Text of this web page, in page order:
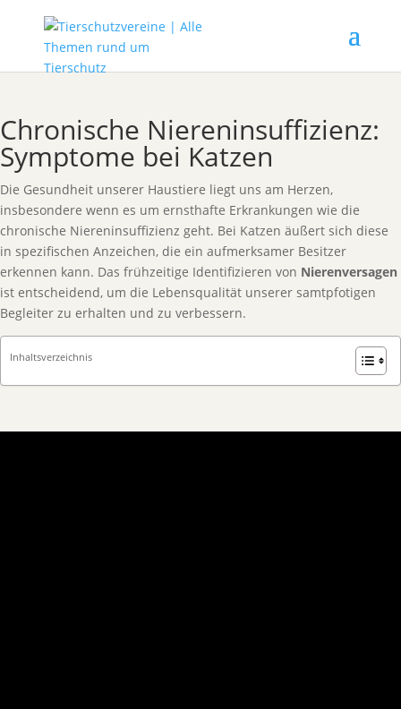
Chronische Niereninsuffizienz:
Symptome bei Katzen
Die Gesundheit unserer Haustiere liegt uns am Herzen,
insbesondere wenn es um ernsthafte Erkrankungen wie die
chronische Niereninsuffizienz geht. Bei Katzen äußert sich diese
in spezifischen Anzeichen, die ein aufmerksamer Besitzer
erkennen kann. Das frühzeitige Identifizieren von Nierenversagen
ist entscheidend, um die Lebensqualität unserer samtpfotigen
Begleiter zu erhalten und zu verbessern.
Inhaltsverzeichnis